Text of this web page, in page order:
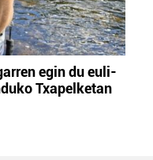
egin du euli-
Txapelketan